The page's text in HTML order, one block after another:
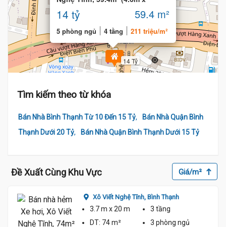
14 Tỷ
13.5m) vuông vức
14 tỷ 59.4 m²
5 phòng ngủ 4 tầng 211 triệu/m²
Tìm kiếm theo từ khóa
Bán Nhà Bình Thạnh Từ 10 Đến 15 Tỷ,
Bán Nhà Quận Bình
Thạnh Dưới 20 Tỷ, Bán Nhà Quận Bình Thạnh Dưới 15 Tỷ
Đề Xuất Cùng Khu Vực Giá/m²
Xô Viết Nghệ Tĩnh, Bình Thạnh
3.7 m x 20 m
3 tầng
DT: 74 m² 3 phòng ngủ